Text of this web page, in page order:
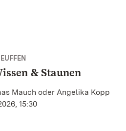
& Staunen
Mauch oder Angelika Kopp
15:30